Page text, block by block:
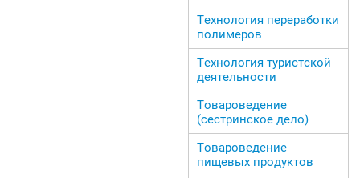
Технология переработки
полимеров
Технология туристской
деятельности
Товароведение
(сестринское дело)
Товароведение
пищевых продуктов